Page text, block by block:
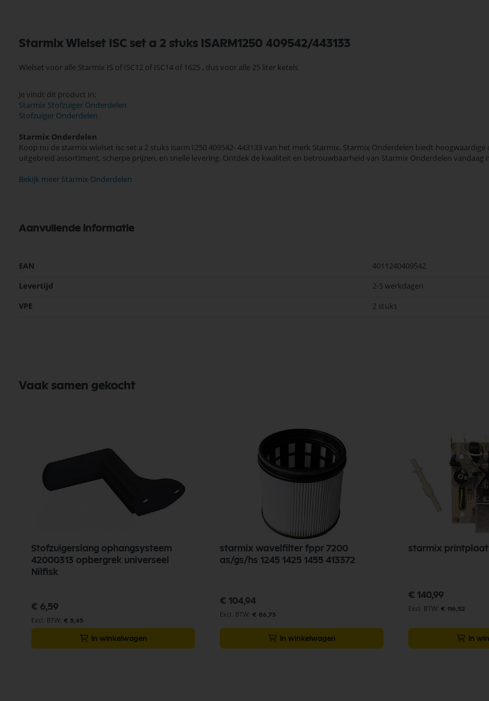
Starmix Wielset ISC set a 2 stuks ISARM1250 409542/443133
Wielset voor alle Starmix IS of ISC12 of ISC14 of 1625 , dus voor alle 25 liter ketels
Je vindt dit product in;
Starmix Stofzuiger Onderdelen
Stofzuiger Onderdelen
Starmix Onderdelen
Koop nu de starmix wielset isc set a 2 stuks isarm1250 409542- 443133 van het merk Starmix. Starmix Onderdelen biedt
uitgebreid assortiment, scherpe prijzen, en snelle levering. Ontdek de kwaliteit en betrouwbaarheid van Starmix Onderdelen vandaag
Bekijk meer Starmix Onderdelen
Aanvullende informatie
Meer
EAN
4011240409542
Levertijd
2-5 werkdagen
VPE
2 stuks
Vaak samen gekocht
Stofzuigerslang ophangsysteem
42000313 opbergrek universeel
Nilfisk
€ 6,59
€ 5,45
In winkelwagen
starmix wavelfilter fppr 7200
as/gs/hs 1245 1425 1455 413372
€ 104,94
€ 86,73
In winkelwagen
starmix
€ 140,99
€ 116,52
In